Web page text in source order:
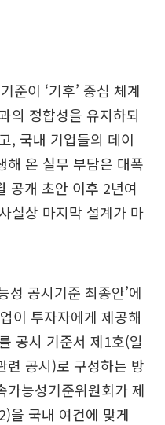
준이 ‘기후’ 중심 체계
의 정합성을 유지하되
, 국내 기업들의 데이
해 온 실무 부담은 대폭
공개 초안 이후 2년여
실상 마지막 설계가 마
성 공시기준 최종안’에
이 투자자에게 제공해
공시 기준서 제1호(일
련 공시)로 구성하는 방
가능성기준위원회가 제
을 국내 여건에 맞게